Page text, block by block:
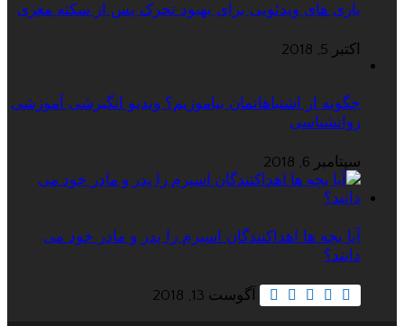
بازی های ویدئویی برای بهبود تحرک پس از سکته مغزی
اکتبر 5, 2018
چگونه از اشتباهاتمان بیاموزیم؟ ویدیو انگیزشی آموزشی
روانشناسی
سپتامبر 6, 2018
آیا بچه ها اهداکنندگان اسپرم را پدر و مادر خود می
دانند؟
آگوست 13, 2018